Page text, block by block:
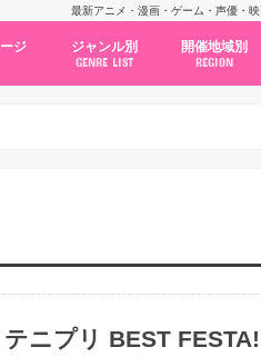
最新アニメ・漫画・ゲーム・声優・
ジ ジャンル別
GENRE LIST
開催地域別
REGION
テニプリ BEST